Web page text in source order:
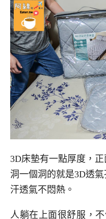
3D床墊有一點厚度，
洞一個洞的就是3D透
汗透氣不悶熱。
人躺在上面很舒服，